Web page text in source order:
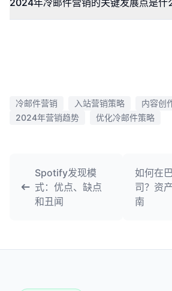
2024年冷邮件营销的关键发展点是什
冷邮件营销 入站营销策略
内容创
2024年营销趋势
优化冷邮件策略
Spotify发现模
式：优点、缺点
和丑闻
如何在
司？资
南